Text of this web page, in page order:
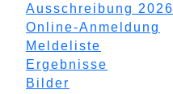
Ausschreibung 2026
Online-Anmeldung
Meldeliste
Ergebnisse
Bilder